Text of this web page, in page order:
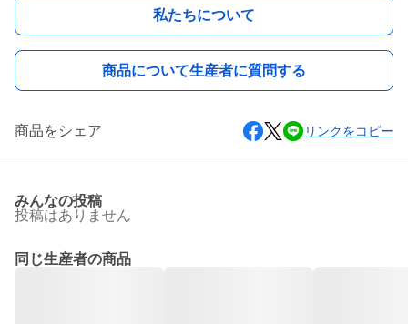
私たちについて
商品について生産者に質問する
商品をシェア リンクをコピー
みんなの投稿
投稿はありません
同じ生産者の商品